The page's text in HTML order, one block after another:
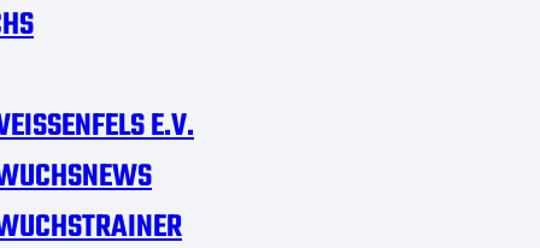
E.V.